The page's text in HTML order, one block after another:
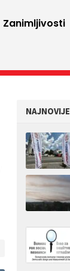
Zanimljivosti
NAJNOVIJE